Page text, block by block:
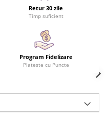
Retur 30 zile
Timp suficient
Program Fidelizare
Plateste cu Puncte